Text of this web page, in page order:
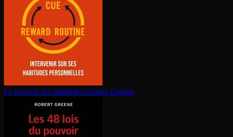
Le Pouvoir des habitudes Charles Duhigg